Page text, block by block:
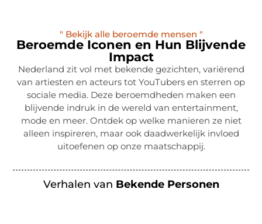
" Bekijk alle beroemde mensen "
Beroemde Iconen en Hun Blijvende
Impact
Nederland zit vol met bekende gezichten, variërend
van artiesten en acteurs tot YouTubers en sterren op
sociale media. Deze beroemdheden maken een
blijvende indruk in de wereld van entertainment,
mode en meer. Ontdek op welke manieren ze niet
alleen inspireren, maar ook daadwerkelijk invloed
uitoefenen op onze maatschappij.
Verhalen van Bekende Personen